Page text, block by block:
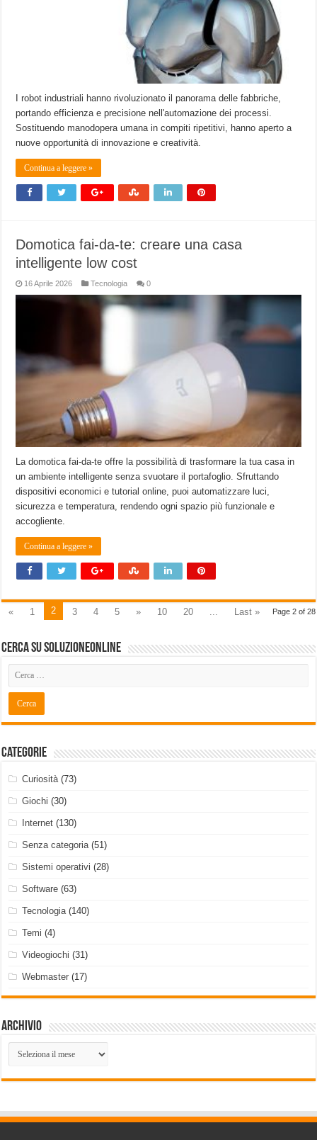
I robot industriali hanno rivoluzionato il panorama delle fabbriche,
portando efficienza e precisione nell'automazione dei processi.
Sostituendo manodopera umana in compiti ripetitivi, hanno aperto a
nuove opportunità di innovazione e creatività.
Continua a leggere »
Domotica fai-da-te: creare una casa
intelligente low cost
16 Aprile 2026 Tecnologia 0
La domotica fai-da-te offre la possibilità di trasformare la tua casa in
un ambiente intelligente senza svuotare il portafoglio. Sfruttando
dispositivi economici e tutorial online, puoi automatizzare luci,
sicurezza e temperatura, rendendo ogni spazio più funzionale e
accogliente.
Continua a leggere »
Page 2 of 28
« 1 2 3 4 5 » 10 20 ... Last »
Cerca su SoluzioneOnline
Categorie
Curiosità(73)
Giochi (30)
Internet (130)
Senza categoria(51)
Sistemi operativi (28)
Software (63)
Tecnologia(140)
Temi (4)
Videogiochi (31)
Webmaster (17)
Archivio
Archivio